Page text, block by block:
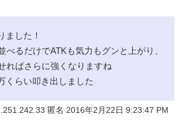
ました！
べるだけでATKも気力もグンと上がり、
ればさらに強くなりますね
くらい叩き出しました
匿名 2016年2月22日 9:23:47 PM